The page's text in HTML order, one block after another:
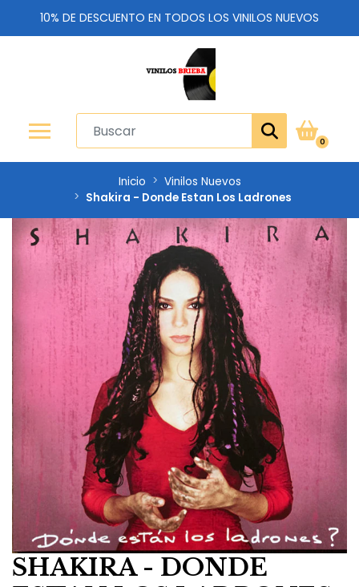
10% DE DESCUENTO EN TODOS LOS VINILOS NUEVOS
0
Inicio
Vinilos Nuevos
Shakira - Donde Estan Los Ladrones
SHAKIRA - DONDE